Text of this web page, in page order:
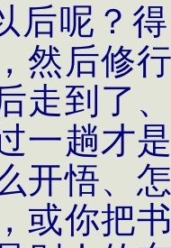
后呢？
然后修
走到了
一趟才
开悟、
或你把